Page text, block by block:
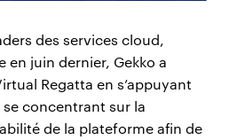
des services cloud,
en juin dernier, Gekko a
Regatta en s’appuyant
concentrant sur la
de la plateforme afin de